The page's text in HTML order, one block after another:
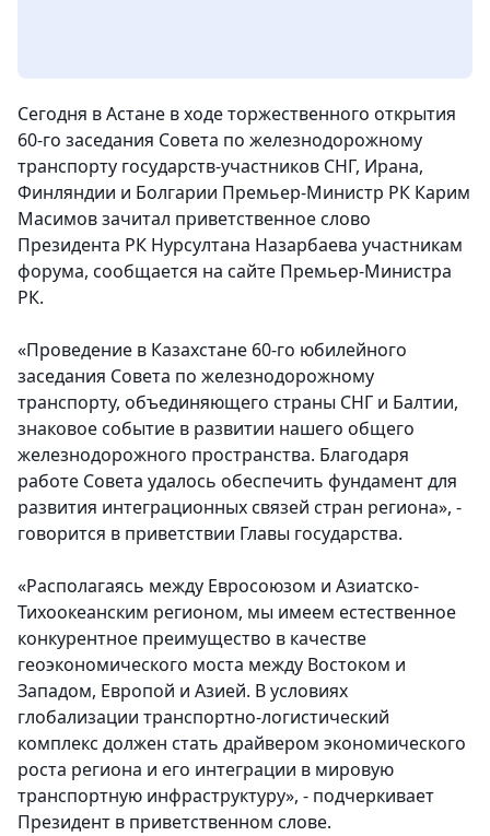
Сегодня в Астане в ходе торжественного открытия
60-го заседания Совета по железнодорожному
транспорту государств-участников СНГ, Ирана,
Финляндии и Болгарии Премьер-Министр РК Карим
Масимов зачитал приветственное слово
Президента РК Нурсултана Назарбаева участникам
форума, сообщается на сайте Премьер-Министра
РК.
«Проведение в Казахстане 60-го юбилейного
заседания Совета по железнодорожному
транспорту, объединяющего страны СНГ и Балтии,
знаковое событие в развитии нашего общего
железнодорожного пространства. Благодаря
работе Совета удалось обеспечить фундамент для
развития интеграционных связей стран региона», -
говорится в приветствии Главы государства.
«Располагаясь между Евросоюзом и Азиатско-
Тихоокеанским регионом, мы имеем естественное
конкурентное преимущество в качестве
геоэкономического моста между Востоком и
Западом, Европой и Азией. В условиях
глобализации транспортно-логистический
комплекс должен стать драйвером экономического
роста региона и его интеграции в мировую
транспортную инфраструктуру», - подчеркивает
Президент в приветственном слове.